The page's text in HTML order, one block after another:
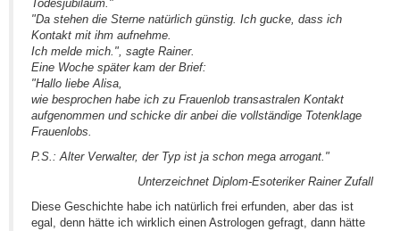
Todesjubiläum."
"Da stehen die Sterne natürlich günstig. Ich gucke, dass ich
Kontakt mit ihm aufnehme.
Ich melde mich.", sagte Rainer.
Eine Woche später kam der Brief:
"Hallo liebe Alisa,
wie besprochen habe ich zu Frauenlob transastralen Kontakt
aufgenommen und schicke dir anbei die vollständige Totenklage
Frauenlobs.
P.S.: Alter Verwalter, der Typ ist ja schon mega arrogant."
Unterzeichnet Diplom-Esoteriker Rainer Zufall
Diese Geschichte habe ich natürlich frei erfunden, aber das ist
egal, denn hätte ich wirklich einen Astrologen gefragt, dann hätte